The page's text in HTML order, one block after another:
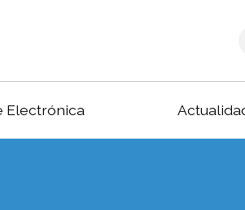
Electrónica